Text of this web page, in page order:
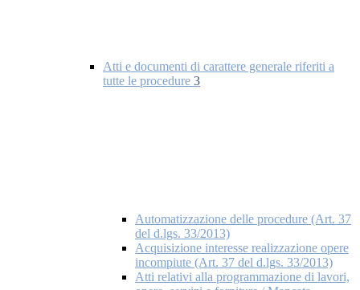
Atti e documenti di carattere generale riferiti a
tutte le procedure 3
Automatizzazione delle procedure (Art. 37
del d.lgs. 33/2013)
Acquisizione interesse realizzazione opere
incompiute (Art. 37 del d.lgs. 33/2013)
Atti relativi alla programmazione di lavori,